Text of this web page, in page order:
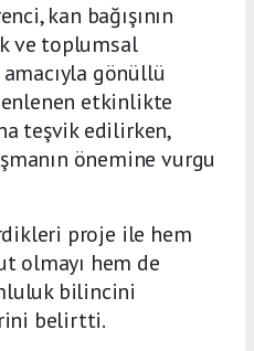
kan bağışının
ve toplumsal
gönüllü
etkinlikte
teşvik edilirken,
önemine vurgu
proje ile hem
olmayı hem de
bilincini
belirtti.